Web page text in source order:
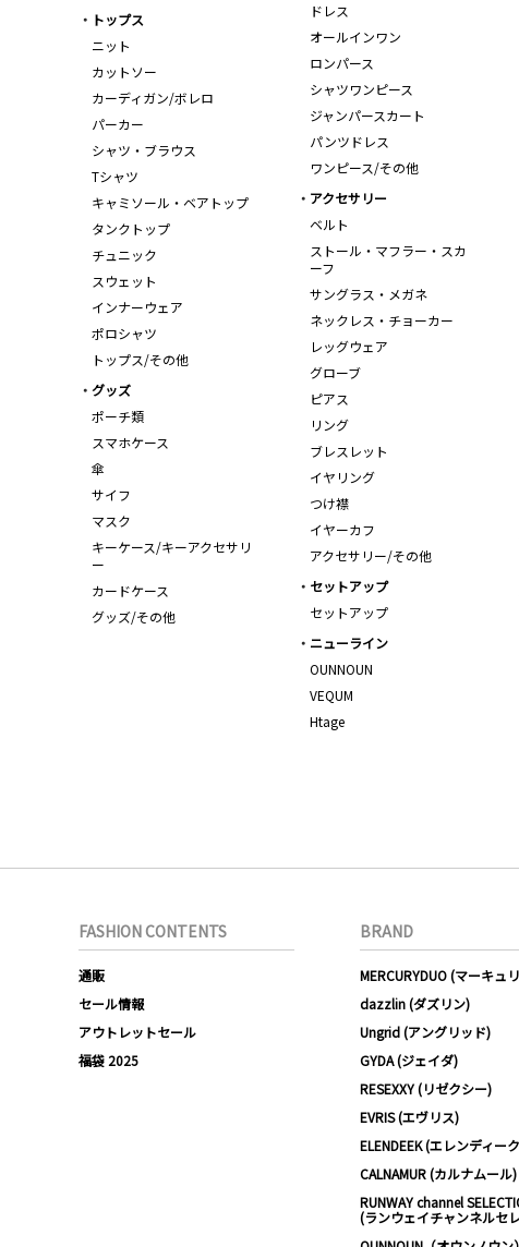
トップス
ニット
カットソー
カーディガン/ボレロ
パーカー
シャツ・ブラウス
Tシャツ
キャミソール・ベアトップ
タンクトップ
チュニック
スウェット
インナーウェア
ポロシャツ
トップス/その他
ドレス
オールインワン
ロンパース
シャツワンピース
ジャンパースカート
パンツドレス
ワンピース/その他
アクセサリー
ベルト
ストール・マフラー・スカ
ーフ
サングラス・メガネ
ネックレス・チョーカー
レッグウェア
グローブ
ピアス
リング
ブレスレット
イヤリング
つけ襟
イヤーカフ
アクセサリー/その他
グッズ
ポーチ類
スマホケース
傘
サイフ
マスク
キーケース/キーアクセサリ
ー
カードケース
グッズ/その他
セットアップ
セットアップ
ニューライン
OUNNOUN
VEQUM
Htage
FASHION CONTENTS
通販
セール情報
アウトレットセール
福袋 2025
BRAND
MERCURYDUO (マーキュ
dazzlin (ダズリン)
Ungrid (アングリッド)
GYDA (ジェイダ)
RESEXXY (リゼクシー)
EVRIS (エヴリス)
ELENDEEK (エレンディー
CALNAMUR (カルナムール)
RUNWAY channel
(ランウェイチャンネルセ